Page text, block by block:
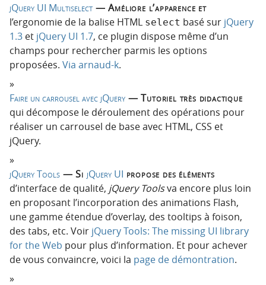
jQuery UI Multiselect — Améliore l’apparence et
l’ergonomie de la balise HTML select basé sur jQuery
1.3 et jQuery UI 1.7, ce plugin dispose même d’un
champs pour rechercher parmis les options
proposées. Via arnaud-k.
Faire un carrousel avec jQuery — Tutoriel très didactique
qui décompose le déroulement des opérations pour
réaliser un carrousel de base avec HTML, CSS et
jQuery.
jQuery Tools — Si jQuery UI propose des éléments
d’interface de qualité, jQuery Toolsva encore plus loin
en proposant l’incorporation des animations Flash,
une gamme étendue d’overlay, des tooltips à foison,
des tabs, etc. Voir jQuery Tools: The missing UI library
for the Web pour plus d’information. Et pour achever
de vous convaincre, voici la page de démontration.